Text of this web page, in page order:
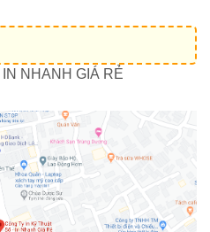
IN NHANH GIÁ RẺ